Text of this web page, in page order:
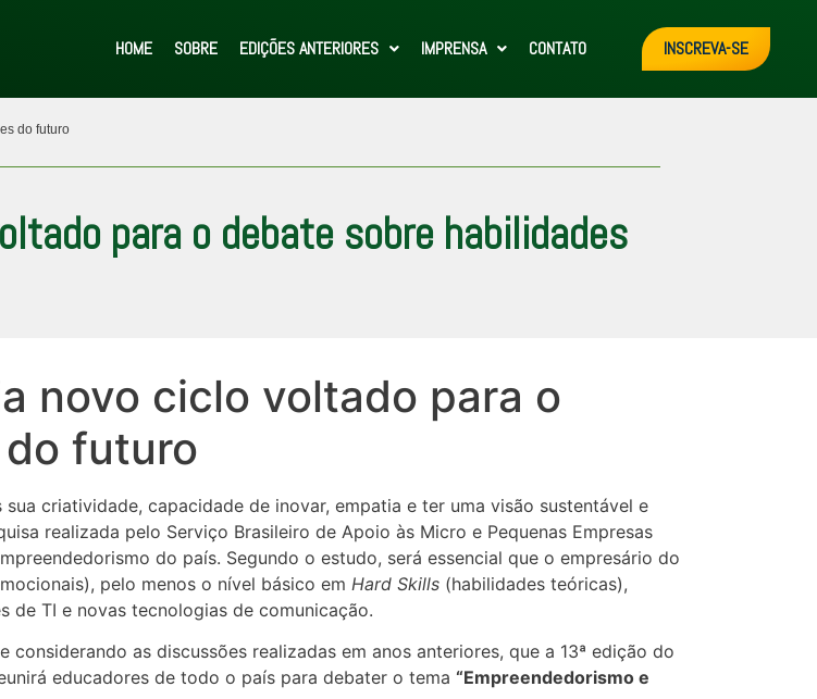
HOME SOBRE EDIÇÕES ANTERIORES IMPRENSA CONTATO INSCREVA-SE
do futuro
para o debate sobre habilidades
novo ciclo voltado para o
futuro
criatividade, capacidade de inovar, empatia e ter uma visão sustentável e
realizada pelo Serviço Brasileiro de Apoio às Micro e Pequenas Empresas
do país. Segundo o estudo, será essencial que o empresário do
pelo menos o nível básico em Hard Skills (habilidades teóricas),
de TI e novas tecnologias de comunicação.
as discussões realizadas em anos anteriores, que a 13ª edição do
educadores de todo o país para debater o tema “Empreendedorismo e